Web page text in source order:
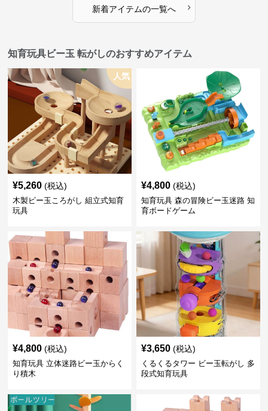
新着アイテムの一覧へ ›
知育玩具ビー玉 転がしのおすすめアイテム
人気
¥5,260 (税込)
木製ビー玉ころがし 組立式知育
玩具
¥4,800 (税込)
知育玩具 森の冒険ビー玉迷路 知
育ボードゲーム
¥4,800 (税込)
知育玩具 立体迷路ビー玉からく
り積木
¥3,650 (税込)
くるくるタワー ビー玉転がし 多
段式知育玩具